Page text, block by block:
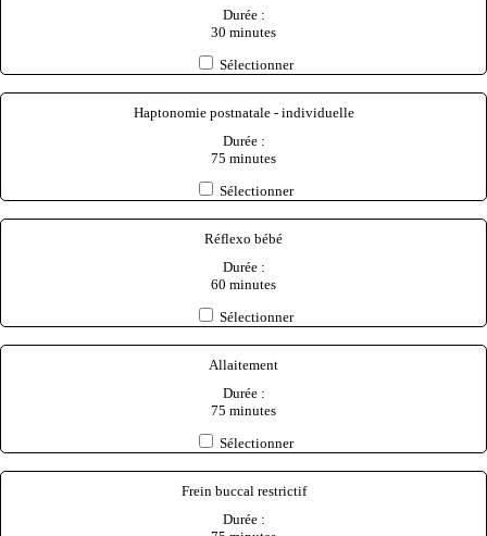
Durée :
30 minutes
Sélectionner
Haptonomie postnatale - individuelle
Durée :
75 minutes
Sélectionner
Réflexo bébé
Durée :
60 minutes
Sélectionner
Allaitement
Durée :
75 minutes
Sélectionner
Frein buccal restrictif
Durée :